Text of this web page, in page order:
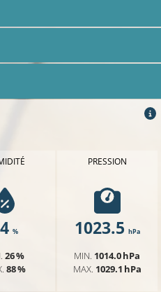
%
26 %
88 %
PRESSION
1023.5 hPa
MIN. 1014.0 hPa
MAX. 1029.1 hPa